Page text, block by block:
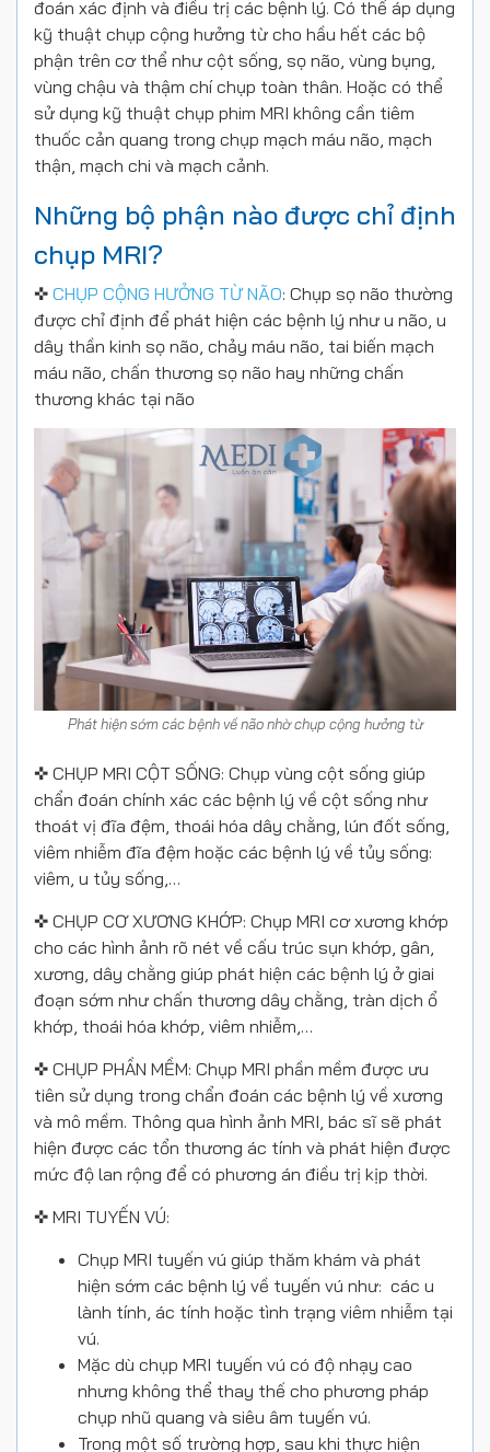
đoán xác định và điều trị các bệnh lý. Có thể áp dụng
kỹ thuật chụp cộng hưởng từ cho hầu hết các bộ
phận trên cơ thể như cột sống, sọ não, vùng bụng,
vùng chậu và thậm chí chụp toàn thân. Hoặc có thể
sử dụng kỹ thuật chụp phim MRI không cần tiêm
thuốc cản quang trong chụp mạch máu não, mạch
thận, mạch chi và mạch cảnh.
Những bộ phận nào được chỉ định
chụp MRI?
✜ CHỤP CỘNG HƯỞNG TỪ NÃO: Chụp sọ não thường
được chỉ định để phát hiện các bệnh lý như u não, u
dây thần kinh sọ não, chảy máu não, tai biến mạch
máu não, chấn thương sọ não hay những chấn
thương khác tại não
Phát hiện sớm các bệnh về não nhờ chụp cộng hưởng từ
✜ CHỤP MRI CỘT SỐNG: Chụp vùng cột sống giúp
chẩn đoán chính xác các bệnh lý về cột sống như
thoát vị đĩa đệm, thoái hóa dây chằng, lún đốt sống,
viêm nhiễm đĩa đệm hoặc các bệnh lý về tủy sống:
viêm, u tủy sống,…
✜ CHỤP CƠ XƯƠNG KHỚP: Chụp MRI cơ xương khớp
cho các hình ảnh rõ nét về cấu trúc sụn khớp, gân,
xương, dây chằng giúp phát hiện các bệnh lý ở giai
đoạn sớm như chấn thương dây chằng, tràn dịch ổ
khớp, thoái hóa khớp, viêm nhiễm,…
✜ CHỤP PHẦN MỀM: Chụp MRI phần mềm được ưu
tiên sử dụng trong chẩn đoán các bệnh lý về xương
và mô mềm. Thông qua hình ảnh MRI, bác sĩ sẽ phát
hiện được các tổn thương ác tính và phát hiện được
mức độ lan rộng để có phương án điều trị kịp thời.
✜ MRI TUYẾN VÚ:
Chụp MRI tuyến vú giúp thăm khám và phát
hiện sớm các bệnh lý về tuyến vú như: các u
lành tính, ác tính hoặc tình trạng viêm nhiễm tại
vú.
Mặc dù chụp MRI tuyến vú có độ nhạy cao
nhưng không thể thay thế cho phương pháp
chụp nhũ quang và siêu âm tuyến vú.
Trong một số trường hợp, sau khi thực hiện